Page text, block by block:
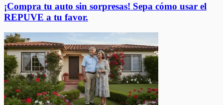
¡Compra tu auto sin sorpresas! Sepa cómo usar el
REPUVE a tu favor.